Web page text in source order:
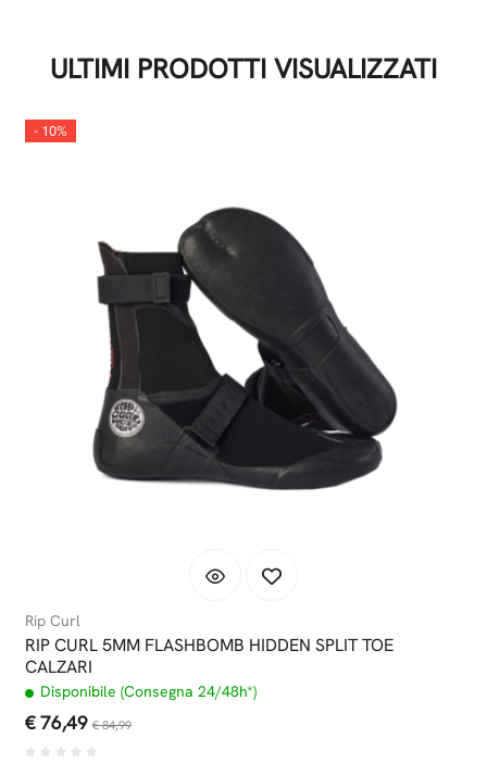
ULTIMI PRODOTTI VISUALIZZATI
- 10%
Rip Curl
RIP CURL 5MM FLASHBOMB HIDDEN SPLIT TOE
CALZARI
Disponibile (Consegna 24/48h*)
€ 76,49 € 84,99